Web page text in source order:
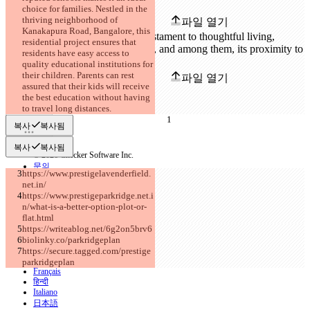
choice for families. Nestled in the
thriving neighborhood of
Kanakapura Road, Bangalore, this
residential project ensures that
residents have easy access to
quality educational institutions for
their children. Parents can rest
assured that their kids will receive
the best education without having
to travel long distances.
복사 복사됨
복사 복사됨
https://www.prestigelavenderfield.
net.in/
https://www.prestigeparkridge.net.i
n/what-is-a-better-option-plot-or-
flat.html
https://writeablog.net/6g2on5brv6
biolinky.co/parkridgeplan
https://secure.tagged.com/prestige
parkridgeplan
원본
파일 열기
수정본
파일 열기
비교하기
© 2026 Checker Software Inc.
문의
CLI
이용약관
개인정보처리방침
API
iManage
English
Deutsch
Español
Français
हिन्दी
Italiano
日本語